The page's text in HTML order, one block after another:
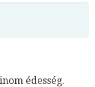
édesség.